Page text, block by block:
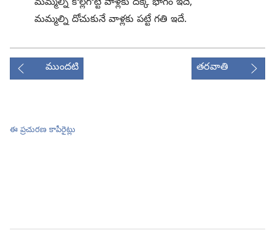
మమ్మల్ని కొల్లగొట్టే వాళ్లకు దక్కే భాగం ఇదే,
మమ్మల్ని దోచుకునే వాళ్లకు పట్టే గతి ఇదే.
ముందటి తరవాతి
ఈ ప్రచురణ కాపీరైట్లు